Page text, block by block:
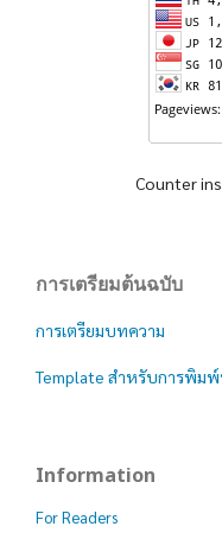
Counter
การเตรียมต้นฉบับ
การเตรียมบทความ
Template สำหรับการพิม
Information
For Readers